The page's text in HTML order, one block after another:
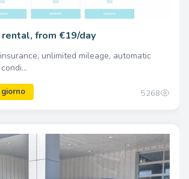
from €19/day
unlimited mileage, automatic
5268